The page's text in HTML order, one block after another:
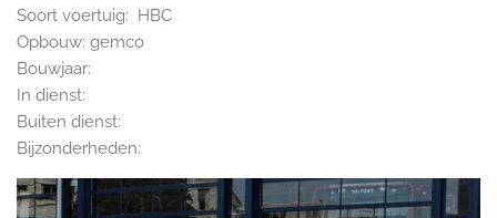
Soort voertuig: HBC
Opbouw: gemco
Bouwjaar:
In dienst:
Buiten dienst:
Bijzonderheden: